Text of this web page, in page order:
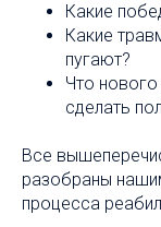
Какие
Какие
пугают?
Что
сделать
Все
разобраны
процесса